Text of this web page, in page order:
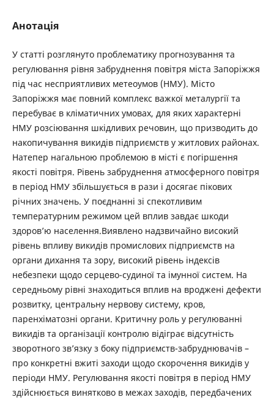
Анотація
У статті розглянуто проблематику прогнозування та
регулювання рівня забруднення повітря міста Запоріжжя
під час несприятливих метеоумов (НМУ). Місто
Запоріжжя має повний комплекс важкої металургії та
перебуває в кліматичних умовах, для яких характерні
НМУ розсіювання шкідливих речовин, що призводить до
накопичування викидів підприємств у житлових районах.
Натепер нагальною проблемою в місті є погіршення
якості повітря. Рівень забруднення атмосферного повітря
в період НМУ збільшується в рази і досягає пікових
річних значень. У поєднанні зі спекотливим
температурним режимом цей вплив завдає шкоди
здоров’ю населення.Виявлено надзвичайно високий
рівень впливу викидів промислових підприємств на
органи дихання та зору, високий рівень індексів
небезпеки щодо серцево-судиної та імунної систем. На
середньому рівні знаходиться вплив на вроджені дефекти
розвитку, центральну нервову систему, кров,
паренхіматозні органи. Критичну роль у регулюванні
викидів та організації контролю відіграє відсутність
зворотного зв’язку з боку підприємств-забруднювачів –
про конкретні вжиті заходи щодо скорочення викидів у
періоди НМУ. Регулювання якості повітря в період НМУ
здійснюється винятково в межах заходів, передбачених